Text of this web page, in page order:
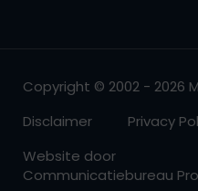
Copyright © 2002 - 2026
Disclaimer
Privacy
Website door
Communicatiebureau